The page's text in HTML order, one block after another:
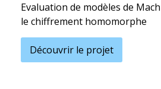
Evaluation de modèles de
le chiffrement homomorphe
Découvrir le projet